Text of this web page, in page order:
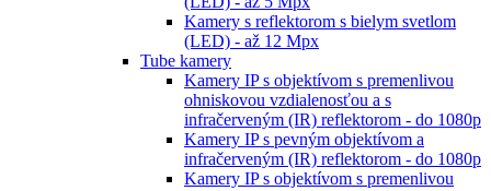
Kamery s reflektorom s bielym svetlom
(LED) - až 12 Mpx
Tube kamery
Kamery IP s objektívom s premenlivou
ohniskovou vzdialenosťou a s
infračerveným (IR) reflektorom - do 1080p
Kamery IP s pevným objektívom a
infračerveným (IR) reflektorom - do 1080p
Kamery IP s objektívom s premenlivou